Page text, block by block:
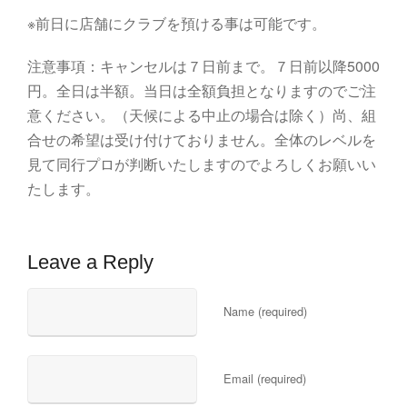
※前日に店舗にクラブを預ける事は可能です。
注意事項：キャンセルは７日前まで。７日前以降5000
円。全日は半額。当日は全額負担となりますのでご注
意ください。（天候による中止の場合は除く）尚、組
合せの希望は受け付けておりません。全体のレベルを
見て同行プロが判断いたしますのでよろしくお願いい
たします。
Leave a Reply
Name (required)
Email (required)